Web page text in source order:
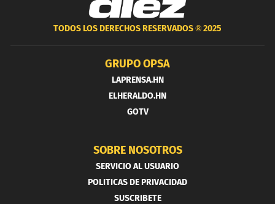
TODOS LOS DERECHOS RESERVADOS ®2025
GRUPO OPSA
LAPRENSA.HN
ELHERALDO.HN
GOTV
SOBRE NOSOTROS
SERVICIO AL USUARIO
POLITICAS DE PRIVACIDAD
SUSCRIBETE